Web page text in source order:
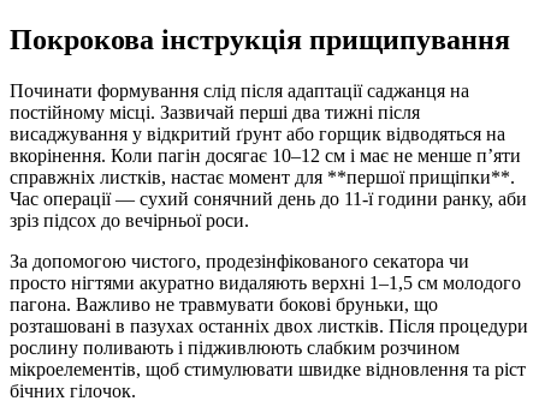
Покрокова інструкція прищипування
Починати формування слід після адаптації саджанця на
постійному місці. Зазвичай перші два тижні після
висаджування у відкритий ґрунт або горщик відводяться на
вкорінення. Коли пагін досягає 10–12 см і має не менше п’яти
справжніх листків, настає момент для **першої прищіпки**.
Час операції — сухий сонячний день до 11-ї години ранку, аби
зріз підсох до вечірньої роси.
За допомогою чистого, продезінфікованого секатора чи
просто нігтями акуратно видаляють верхні 1–1,5 см молодого
пагона. Важливо не травмувати бокові бруньки, що
розташовані в пазухах останніх двох листків. Після процедури
рослину поливають і підживлюють слабким розчином
мікроелементів, щоб стимулювати швидке відновлення та ріст
бічних гілочок.